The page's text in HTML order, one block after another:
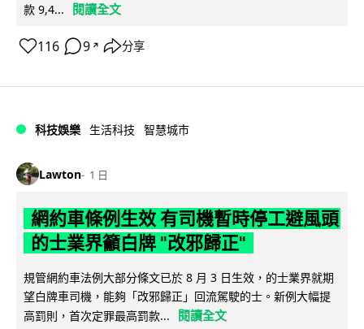
款 9,4...
閱讀全文
116 9 ↗ 分享
科技娛樂 生活科技 智慧城市
Lawton 1 日
網約車條例生效 有司機暫時停工避風頭
的士業界籲白牌 "改邪歸正"
規管網約車法例大部分條文已於 8 月 3 日生效，的士業界就期
望白牌車司機，能夠「改邪歸正」回流駕駛的士。新例大幅提
高罰則，首次定罪最高罰款...
閱讀全文